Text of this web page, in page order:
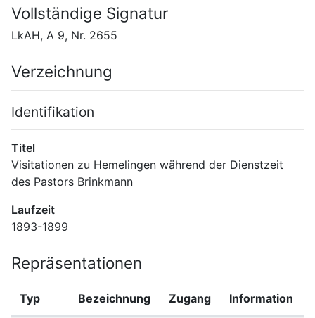
Vollständige Signatur
LkAH, A 9, Nr. 2655
Verzeichnung
Identifikation
Titel
Visitationen zu Hemelingen während der Dienstzeit
des Pastors Brinkmann
Laufzeit
1893-1899
Repräsentationen
Typ Bezeichnung Zugang Information